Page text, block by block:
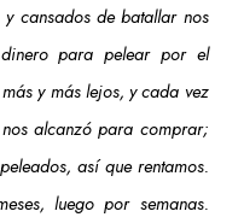
cansados de batallar nos
para pelear por el
y más lejos, y cada vez
alcanzó para comprar;
así que rentamos.
luego por semanas.